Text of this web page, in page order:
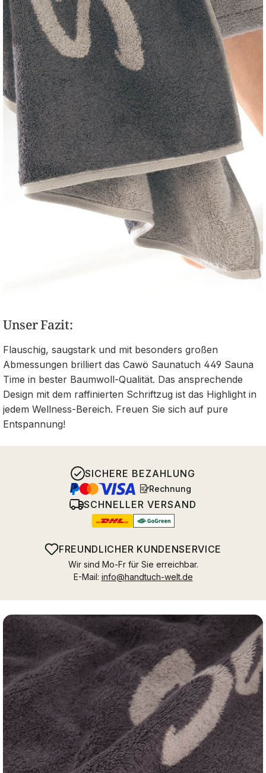
Unser Fazit:
Flauschig, saugstark und mit besonders großen
Abmessungen brilliert das Cawö Saunatuch 449 Sauna
Time in bester Baumwoll-Qualität. Das ansprechende
Design mit dem raffinierten Schriftzug ist das Highlight in
jedem Wellness-Bereich. Freuen Sie sich auf pure
Entspannung!
SICHERE BEZAHLUNG
Rechnung
SCHNELLER VERSAND
FREUNDLICHER KUNDENSERVICE
Wir sind Mo-Fr für Sie erreichbar.
E-Mail: info@handtuch-welt.de